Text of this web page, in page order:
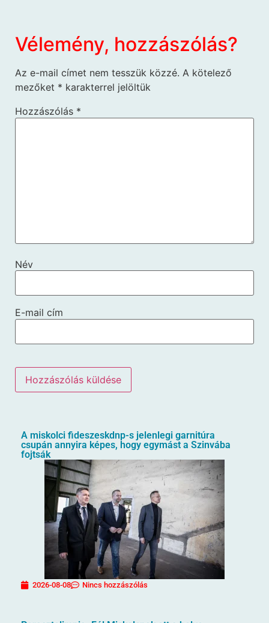
Vélemény, hozzászólás?
Az e-mail címet nem tesszük közzé. A kötelező
mezőket * karakterrel jelöltük
Hozzászólás *
Név
E-mail cím
A miskolci fideszeskdnp-s jelenlegi garnitúra
csupán annyira képes, hogy egymást a Szinvába
fojtsák
2026-08-08 Nincs hozzászólás